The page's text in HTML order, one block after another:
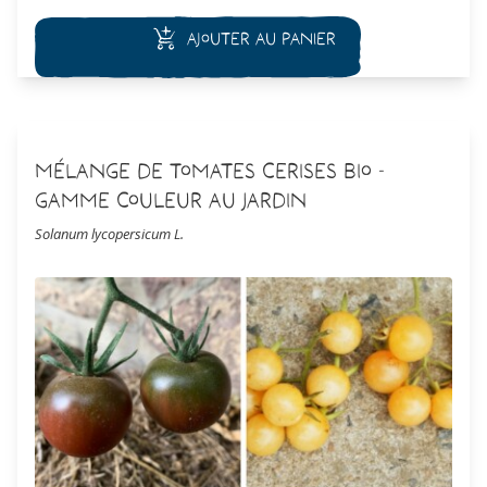
(Noire).
Ajouter au panier
Mélange de Tomates Cerises Bio -
Gamme Couleur au Jardin
Solanum lycopersicum L.